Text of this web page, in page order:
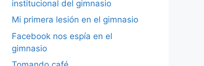
institucional del gimnasio
Mi primera lesión en el gimnasio
Facebook nos espía en el
gimnasio